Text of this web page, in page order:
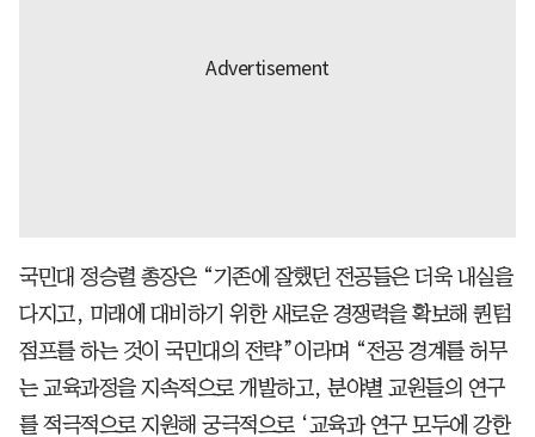
국민대 정승렬 총장은 “기존에 잘했던 전공들은 더욱 내실을
다지고, 미래에 대비하기 위한 새로운 경쟁력을 확보해 퀀텀
점프를 하는 것이 국민대의 전략”이라며 “전공 경계를 허무
는 교육과정을 지속적으로 개발하고, 분야별 교원들의 연구
를 적극적으로 지원해 궁극적으로 ‘교육과 연구 모두에 강한